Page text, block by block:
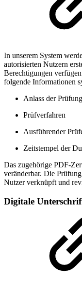
In unserem System
autorisierten Nutzern
Berechtigungen
folgende Informationen
Anlass der Prüfung
Prüfverfahren
Ausführender
Zeitstempel der
Das zugehörige PDF-
veränderbar. Die
Nutzer verknüpft und
Digitale